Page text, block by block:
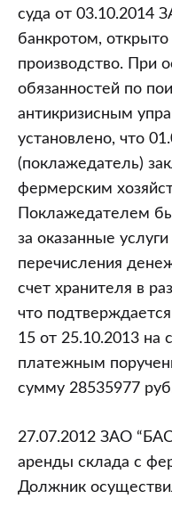
суда от 03.10.2014
банкротом,
производство. При
обязанностей по
антикризисным
установлено, что
(поклажедатель)
фермерским
Поклажедателем
за оказанные
перечисления
счет хранителя в
что
15 от 25.10.2013 на
платежным
сумму 28535977
27.07.2012 ЗАО
аренды склада с
Должник